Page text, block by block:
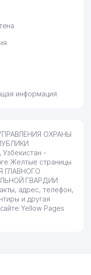
информация
ОХРАНЫ
-
Желтые страницы
ГЛАВНОГО
ГВАРДИИ
адрес, телефон,
и другая
Yellow Pages